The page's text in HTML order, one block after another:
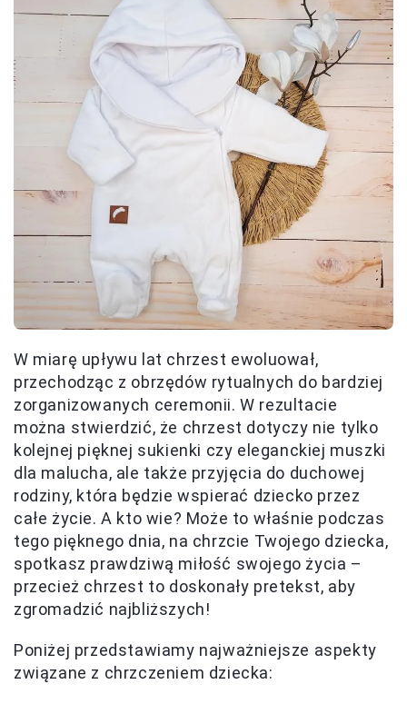
W miarę upływu lat chrzest ewoluował,
przechodząc z obrzędów rytualnych do bardziej
zorganizowanych ceremonii. W rezultacie
można stwierdzić, że chrzest dotyczy nie tylko
kolejnej pięknej sukienki czy eleganckiej muszki
dla malucha, ale także przyjęcia do duchowej
rodziny, która będzie wspierać dziecko przez
całe życie. A kto wie? Może to właśnie podczas
tego pięknego dnia, na chrzcie Twojego dziecka,
spotkasz prawdziwą miłość swojego życia –
przecież chrzest to doskonały pretekst, aby
zgromadzić najbliższych!
Poniżej przedstawiamy najważniejsze aspekty
związane z chrzczeniem dziecka: